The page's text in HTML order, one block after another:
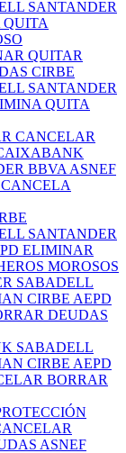
SANTANDER
QUITAR
CIRBE
SANTANDER
QUITA
CANCELAR
BBVA ASNEF
SANTANDER
ELIMINAR
MOROSOS
SABADELL
CIRBE AEPD
DEUDAS
SABADELL
CIRBE AEPD
BORRAR
ASNEF